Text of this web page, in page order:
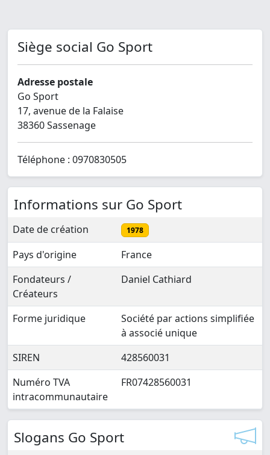
Siège social Go Sport
Adresse postale
Go Sport
17, avenue de la Falaise
38360 Sassenage
Téléphone : 0970830505
Informations sur Go Sport
Date de création 1978
Pays d'origine
France
Fondateurs /
Créateurs
Daniel Cathiard
Forme juridique
Société par actions simplifiée
à associé unique
SIREN
428560031
Numéro TVA
intracommunautaire
FR07428560031
Slogans Go Sport